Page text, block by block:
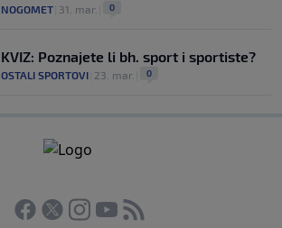
NOGOMET 31. mar. 0
KVIZ: Poznajete li bh. sport i sportiste?
OSTALI SPORTOVI 23. mar. 0